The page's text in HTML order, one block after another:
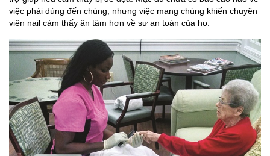
việc phải dùng đến chúng, nhưng việc mang chúng khiến chuyên
viên nail cảm thấy ân tâm hơn về sự an toàn của họ.